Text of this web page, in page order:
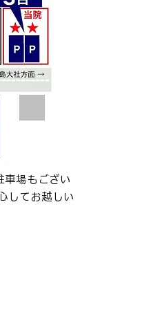
車場もござい
してお越し​​​い